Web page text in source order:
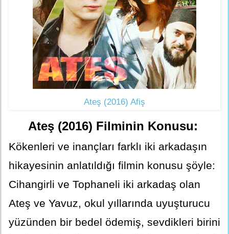
Ateş (2016) Afiş
Ateş (2016) Filminin Konusu:
Kökenleri ve inançları farklı iki arkadaşın
hikayesinin anlatıldığı filmin konusu şöyle:
Cihangirli ve Tophaneli iki arkadaş olan
Ateş ve Yavuz, okul yıllarında uyuşturucu
yüzünden bir bedel ödemiş, sevdikleri birini